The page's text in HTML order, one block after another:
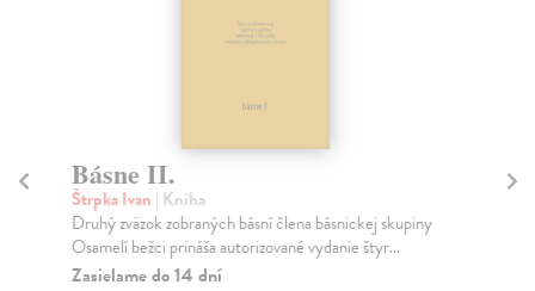
Básne II.
Štrpka Ivan | Kniha
Druhý zväzok zobraných básní člena básnickej skupiny
Osamelí bežci prináša autorizované vydanie štyr...
Zasielame do 14 dní